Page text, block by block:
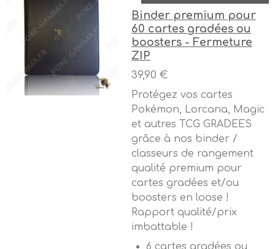
Binder premium pour
60 cartes gradées ou
boosters - Fermeture
ZIP
39,90 €
Protégez vos cartes
Pokémon, Lorcana, Magic
et autres TCG GRADEES
grâce à nos binder /
classeurs de rangement
qualité premium pour
cartes gradées et/ou
boosters en loose !
Rapport qualité/prix
imbattable !
6 cartes gradées ou